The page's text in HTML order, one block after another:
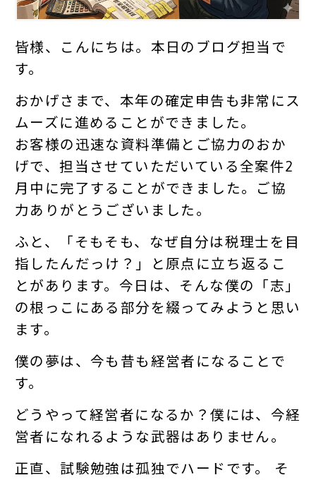
皆様、こんにちは。本日のブログ担当で
す。
おかげさまで、本年の確定申告も非常にス
ムーズに進めることができました。
お客様の迅速な資料準備とご協力のおか
げで、担当させていただいている全案件2
月中に完了することができました。ご協
力ありがとうございました。
ふと、「そもそも、なぜ自分は税理士を目
指したんだっけ？」と原点に立ち返るこ
とがあります。今日は、そんな僕の「志」
の根っこにある部分を綴ってみようと思い
ます。
僕の夢は、今も昔も経営者になることで
す。
どうやって経営者になるか？僕には、今経
営者になれるような武器はありません。
正直、試験勉強は孤独でハードです。 そ